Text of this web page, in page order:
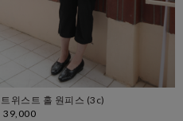
트위스트 홀 원피스 (3c)
39,000